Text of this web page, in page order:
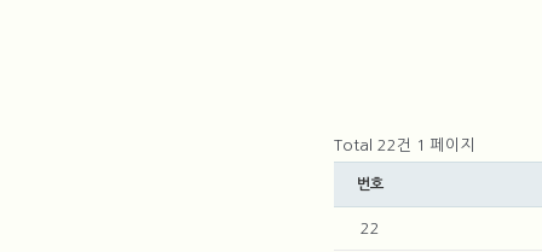
Total 22건 1 페이지
번호
22